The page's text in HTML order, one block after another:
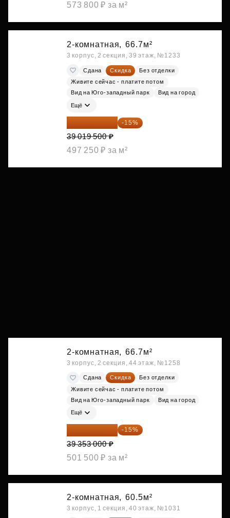
573 800 ₽ за м²
2-комнатная, 66.7м²
3 корпус, 2 секция, 39 этаж, №1233
Сдана Скидка
Без отделки
Живите сейчас - платите потом
Вид на Юго-западный парк
Вид на город
Ещё
33 166 575 ₽ -15%
39 019 500 ₽
497 250 ₽ за м²
2-комнатная, 66.7м²
3 корпус, 2 секция, 44 этаж, №1258
Сдана Скидка
Без отделки
Живите сейчас - платите потом
Вид на Юго-западный парк
Вид на город
Ещё
33 450 050 ₽ -15%
39 353 000 ₽
501 500 ₽ за м²
2-комнатная, 60.5м²
3 корпус, 1 секция, 40 этаж, №1031